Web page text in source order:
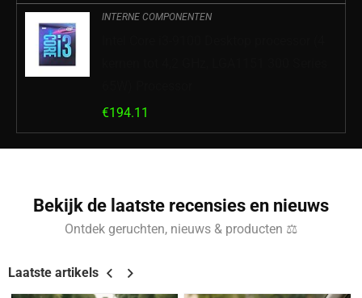
INTERNE COMPONENTEN
€194.11
Bekijk de laatste recensies en nieuws
Ontdek geruchten, nieuws & producten ⚖
Laatste artikels